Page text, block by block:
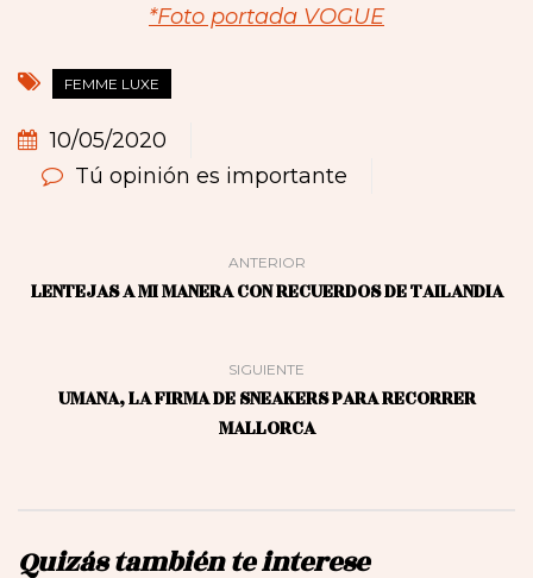
*Foto portada VOGUE
FEMME LUXE
10/05/2020
Tú opinión es importante
ANTERIOR
LENTEJAS A MI MANERA CON RECUERDOS DE TAILANDIA
SIGUIENTE
UMANA, LA FIRMA DE SNEAKERS PARA RECORRER
MALLORCA
Quizás también te interese